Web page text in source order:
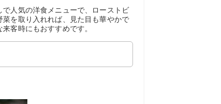
人気の洋食メニューで、ローストビ
を取り入れれば、見た目も華やかで
客時にもおすすめです。